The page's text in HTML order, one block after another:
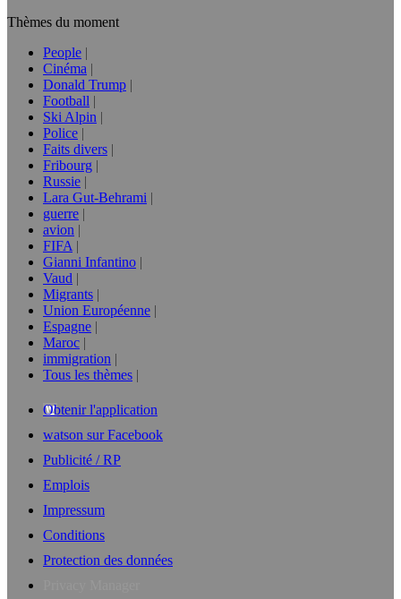
Thèmes du moment
People
Cinéma
Donald Trump
Football
Ski Alpin
Police
Faits divers
Fribourg
Russie
Lara Gut-Behrami
guerre
avion
FIFA
Gianni Infantino
Vaud
Migrants
Union Européenne
Espagne
Maroc
immigration
Tous les thèmes
Obtenir l'application
watson sur Facebook
Publicité / RP
Emplois
Impressum
Conditions
Protection des données